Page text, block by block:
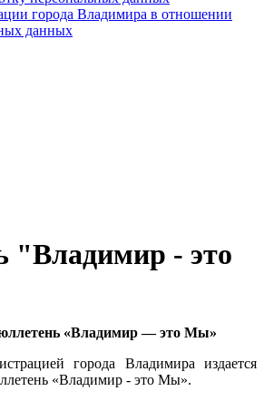
города Владимира в отношении
данных
"Владимир - это
«Владимир — это Мы»
города Владимира издается
«Владимир - это Мы».